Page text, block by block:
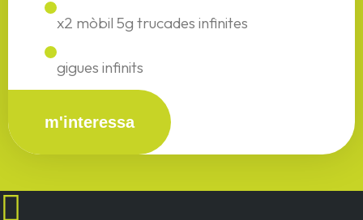
x2 mòbil 5g trucades infinites
gigues infinits
m'interessa